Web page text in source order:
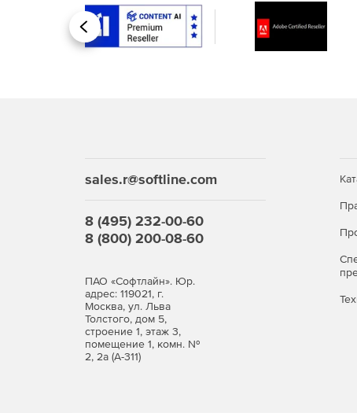
Wondershare PDFelement для Windows
Компьютер с процессором Intel® Pentium® 4,
Назад
sales.r@softline.com
8 (495) 232-00-60
8 (800) 200-08-60
ПАО «Софтлайн». Юр.
адрес: 119021, г.
Москва, ул. Льва
Толстого, дом 5,
строение 1, этаж 3,
помещение 1, комн. №
2, 2а (А-311)